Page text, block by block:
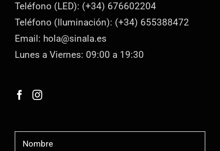
Teléfono (LED): (+34) 676602204
Teléfono (Iluminación): (+34) 655388472
Email: hola@sinala.es
Lunes a Viernes: 09:00 a 19:30